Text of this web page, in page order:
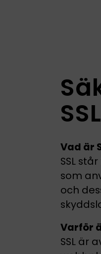
Vad är
SSL
som
och
Varför
SSL är